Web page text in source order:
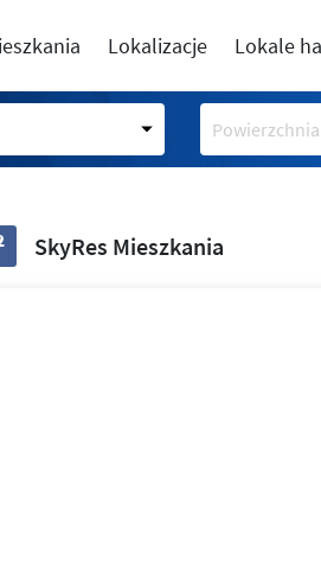
Lokalizacje Lokale
Powierzchnia
SkyRes Mieszkania